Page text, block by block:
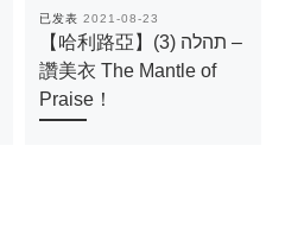
已发表 2021-08-23
【哈利路亞】(3) תהלה –
讚美衣 The Mantle of
Praise！